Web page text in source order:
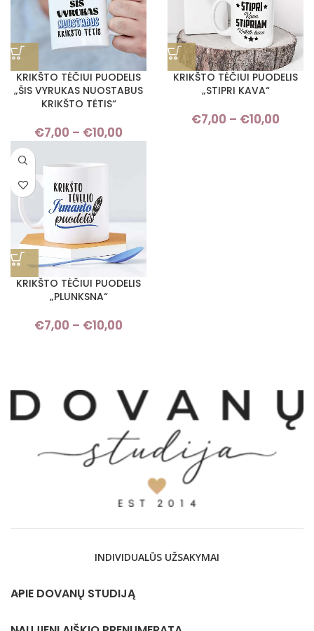
KRIKŠTO TĖČIUI PUODELIS
„ŠIS VYRUKAS NUOSTABUS
KRIKŠTO TĖTIS“
€7,00 – €10,00
KRIKŠTO TĖČIUI PUODELIS
„STIPRI KAVA“
€7,00 – €10,00
KRIKŠTO TĖČIUI PUODELIS
„PLUNKSNA“
€7,00 – €10,00
€10,00
INDIVIDUALŪS UŽSAKYMAI
APIE DOVANŲ STUDIJĄ